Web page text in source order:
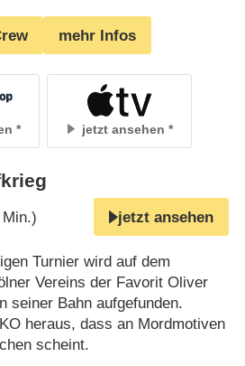
mehr Infos
jetzt ansehen
jetzt ansehen
Turnier wird auf dem
Vereins der Favorit Oliver
seiner Bahn aufgefunden.
heraus, dass an Mordmotiven
scheint.